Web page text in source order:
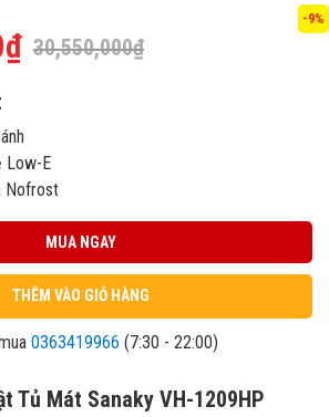
-9%
30,550,000₫
₫
Low-E
Nofrost
MUA NGAY
THÊM VÀO GIỎ HÀNG
0363419966 (7:30 - 22:00)
Tủ Mát Sanaky VH-1209HP